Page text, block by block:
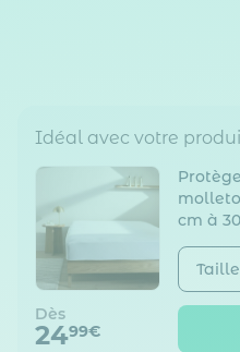
Idéal avec votre
cm à
Taille
Dès
2499€